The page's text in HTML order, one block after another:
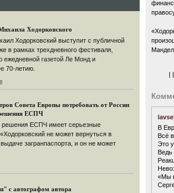
Ходорковского
Ходорковский выступит с публичной
в рамках трехдневного фестиваля,
ежедневной газетой Ле Монд и
70-летию.
Совета Европы потребовать от России
решения ЕСПЧ
ЕСПЧ имеет серьезные
не может вернуться в
загранпаспорта, и он не может
с автографом автора
| |
В
Всё
Это
Ведь
«Мы